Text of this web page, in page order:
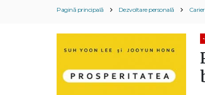
Pagină principală Dezvoltare personală